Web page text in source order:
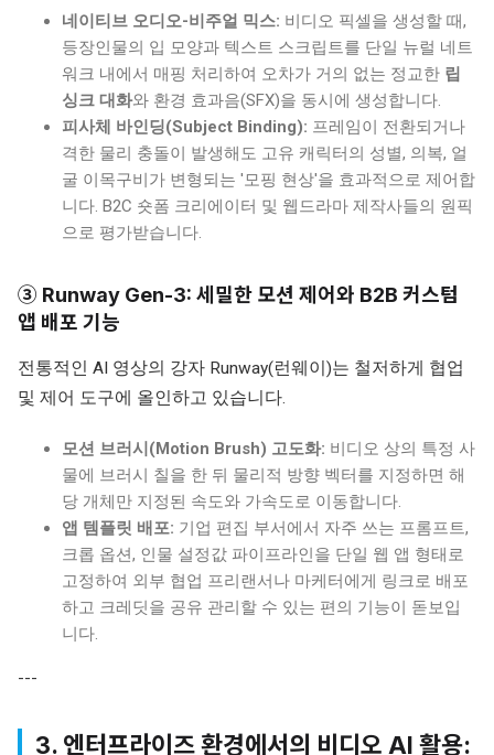
네이티브 오디오-비주얼 믹스: 비디오 픽셀을 생성할 때,
등장인물의 입 모양과 텍스트 스크립트를 단일 뉴럴 네트
워크 내에서 매핑 처리하여 오차가 거의 없는 정교한 립
싱크 대화와 환경 효과음(SFX)을 동시에 생성합니다.
피사체 바인딩(Subject Binding): 프레임이 전환되거나
격한 물리 충돌이 발생해도 고유 캐릭터의 성별, 의복, 얼
굴 이목구비가 변형되는 '모핑 현상'을 효과적으로 제어합
니다. B2C 숏폼 크리에이터 및 웹드라마 제작사들의 원픽
으로 평가받습니다.
③ Runway Gen-3: 세밀한 모션 제어와 B2B 커스텀
앱 배포 기능
전통적인 AI 영상의 강자 Runway(런웨이)는 철저하게 협업
및 제어 도구에 올인하고 있습니다.
모션 브러시(Motion Brush) 고도화: 비디오 상의 특정 사
물에 브러시 칠을 한 뒤 물리적 방향 벡터를 지정하면 해
당 개체만 지정된 속도와 가속도로 이동합니다.
앱 템플릿 배포: 기업 편집 부서에서 자주 쓰는 프롬프트,
크롭 옵션, 인물 설정값 파이프라인을 단일 웹 앱 형태로
고정하여 외부 협업 프리랜서나 마케터에게 링크로 배포
하고 크레딧을 공유 관리할 수 있는 편의 기능이 돋보입
니다.
---
3. 엔터프라이즈 환경에서의 비디오 AI 활용: